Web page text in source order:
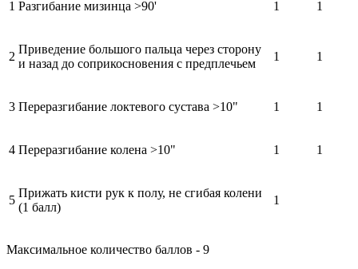
1 Разгибание мизинца >90' 1 1
2
Приведение большого пальца через сторону
и назад до соприкосновения с предплечьем
1 1
3 Переразгибание локтевого сустава >10" 1 1
4 Переразгибание колена >10" 1 1
5
Прижать кисти рук к полу, не сгибая колени
(1 балл)
1
Максимальное количество баллов - 9